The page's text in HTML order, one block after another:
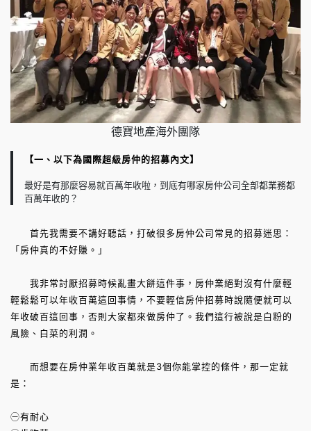
德寶地產海外團隊
【一、以下為國際超級房仲的招募內文】
最好是有那麼容易就百萬年收啦，到底有哪家房仲公司全部都業務都
百萬年收的？
首先我需要不講好聽話，打破很多房仲公司常見的招募迷思：
「房仲真的不好賺。」
我非常討厭招募時候亂畫大餅這件事，房仲業絕對沒有什麼輕
輕鬆鬆可以年收百萬這回事情，不要輕信房仲招募時說隨便就可以
年收破百這回事，否則大家都來做房仲了。我們這行被說是白粉的
風險、白菜的利潤。
而想要在房仲業年收百萬就是3個你能掌控的條件，那一定就
是：
㊀有耐心